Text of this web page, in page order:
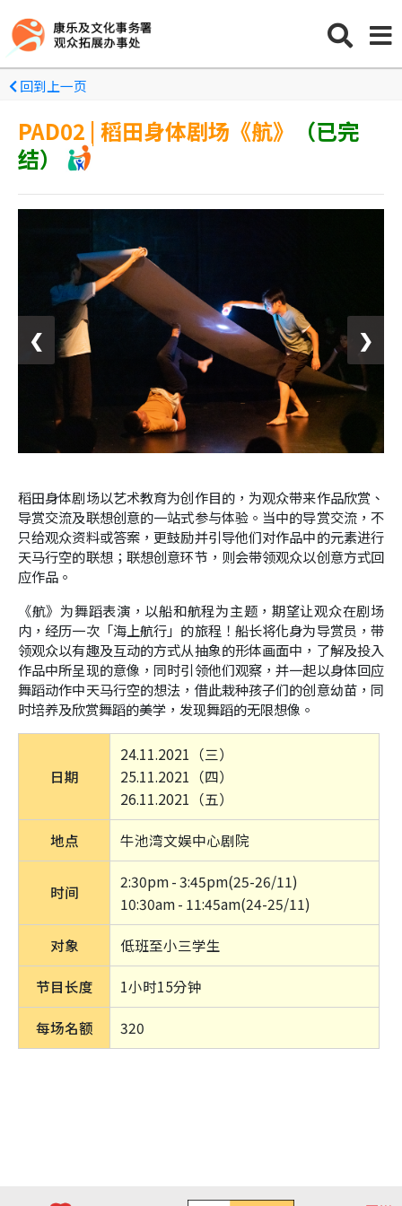
回到上一页
PAD02 | 稻田身体剧场《航》
（已完
结）
稻田身体剧场以艺术教育为创作目的，为观众带来作品欣赏、
导赏交流及联想创意的一站式参与体验。当中的导赏交流，不
只给观众资料或答案，更鼓励并引导他们对作品中的元素进行
天马行空的联想；联想创意环节，则会带领观众以创意方式回
应作品。
《航》为舞蹈表演，以船和航程为主题，期望让观众在剧场
内，经历一次「海上航行」的旅程！船长将化身为导赏员，带
领观众以有趣及互动的方式从抽象的形体画面中，了解及投入
作品中所呈现的意像，同时引领他们观察，并一起以身体回应
舞蹈动作中天马行空的想法，借此栽种孩子们的创意幼苗，同
时培养及欣赏舞蹈的美学，发现舞蹈的无限想像。
日期
24.11.2021（三）
25.11.2021（四）
26.11.2021（五）
地点 牛池湾文娱中心剧院
时间
2:30pm - 3:45pm(25-26/11)
10:30am - 11:45am(24-25/11)
对象 低班至小三学生
节目长度 1小时15分钟
每场名额 320
❮ ❯